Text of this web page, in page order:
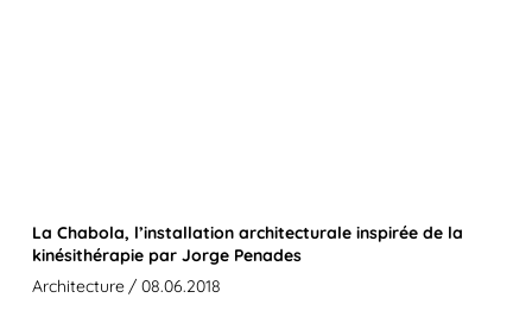
La Chabola, l’installation architecturale inspirée de la
kinésithérapie par Jorge Penades
Architecture / 08.06.2018